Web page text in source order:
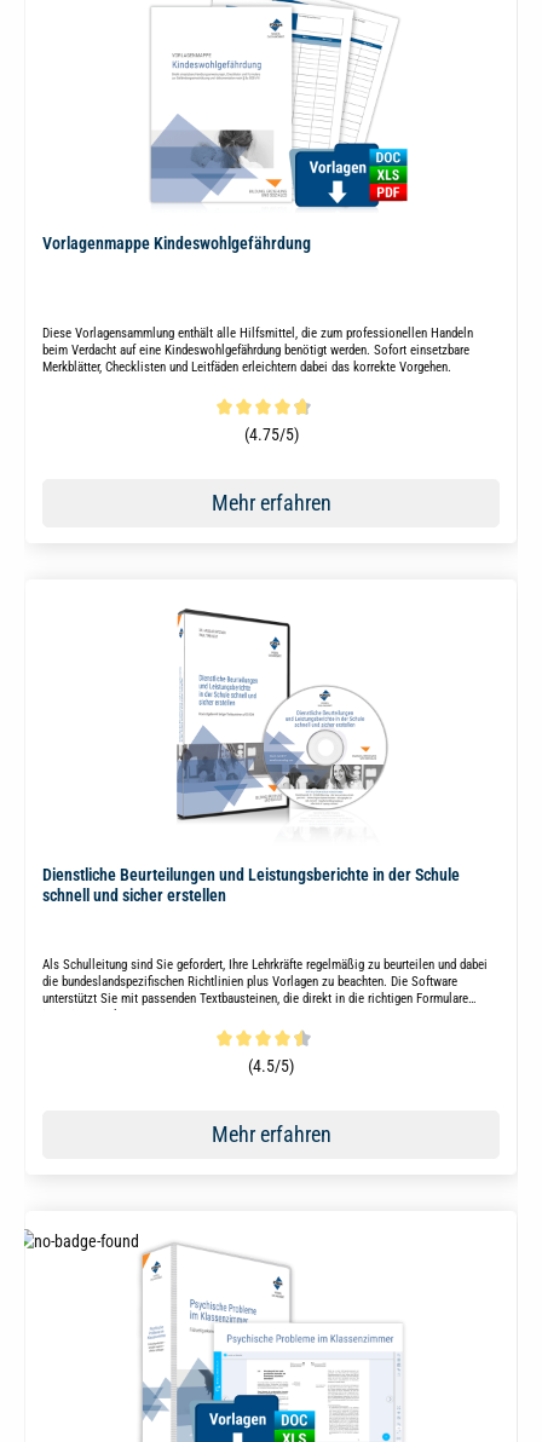
Vorlagenmappe Kindeswohlgefährdung
Diese Vorlagensammlung enthält alle Hilfsmittel, die zum professionellen Handeln
beim Verdacht auf eine Kindeswohlgefährdung benötigt werden. Sofort einsetzbare
Merkblätter, Checklisten und Leitfäden erleichtern dabei das korrekte Vorgehen.
Durchschnittliche Bewertung von 4.8 von 5 Sternen
(4.75/5)
Mehr erfahren
Dienstliche Beurteilungen und Leistungsberichte in der Schule
schnell und sicher erstellen
Als Schulleitung sind Sie gefordert, Ihre Lehrkräfte regelmäßig zu beurteilen und dabei
die bundeslandspezifischen Richtlinien plus Vorlagen zu beachten. Die Software
unterstützt Sie mit passenden Textbausteinen, die direkt in die richtigen Formulare
Durchschnittliche Bewertung von 4.4 von 5 Sternen
(4.5/5)
Mehr erfahren